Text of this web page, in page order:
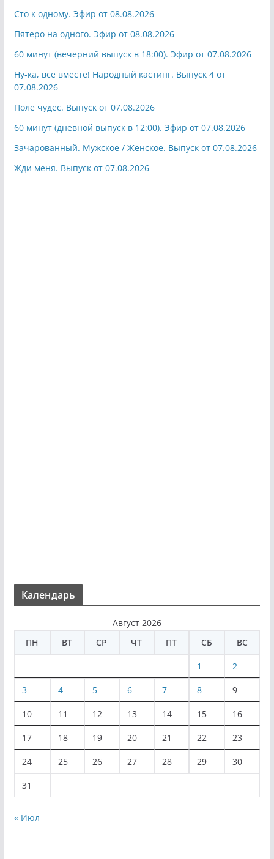
Сто к одному. Эфир от 08.08.2026
Пятеро на одного. Эфир от 08.08.2026
60 минут (вечерний выпуск в 18:00). Эфир от 07.08.2026
Ну-ка, все вместе! Народный кастинг. Выпуск 4 от
07.08.2026
Поле чудес. Выпуск от 07.08.2026
60 минут (дневной выпуск в 12:00). Эфир от 07.08.2026
Зачарованный. Мужское / Женское. Выпуск от 07.08.2026
Жди меня. Выпуск от 07.08.2026
Календарь
Август 2026
ПН
ВТ СР ЧТ ПТ СБ ВС
1 2
3 4 5 6 7 8 9
10 11 12 13 14 15 16
17 18 19 20 21 22 23
24 25 26 27 28 29 30
31
« Июл